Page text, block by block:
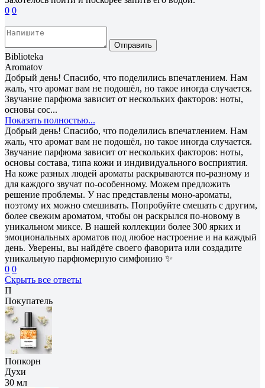
0 0
Отправить
Biblioteka
Aromatov
Добрый день! Спасибо, что поделились впечатлением. Нам
жаль, что аромат вам не подошёл, но такое иногда случается.
Звучание парфюма зависит от нескольких факторов: ноты,
основы сос...
Показать полностью...
Добрый день! Спасибо, что поделились впечатлением. Нам
жаль, что аромат вам не подошёл, но такое иногда случается.
Звучание парфюма зависит от нескольких факторов: ноты,
основы состава, типа кожи и индивидуального восприятия.
На коже разных людей ароматы раскрываются по-разному и
для каждого звучат по-особенному. Можем предложить
решение проблемы. У нас представлены моно-ароматы,
поэтому их можно смешивать. Попробуйте смешать с другим,
более свежим ароматом, чтобы он раскрылся по-новому в
уникальном миксе. В нашей коллекции более 300 ярких и
эмоциональных ароматов под любое настроение и на каждый
день. Уверены, вы найдёте своего фаворита или создадите
уникальную парфюмерную симфонию ✨
0 0
Скрыть все ответы
П
Покупатель
Попкорн
Духи
30 мл